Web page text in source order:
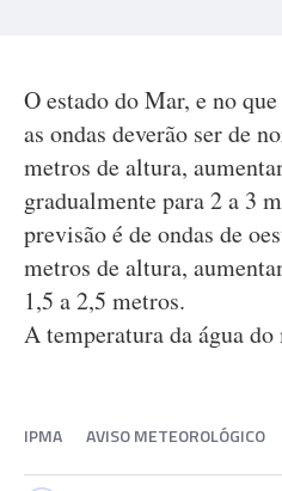
O estado do Mar, e no
as ondas deverão ser de
metros de altura,
gradualmente para 2 a 3
previsão é de ondas de
metros de altura,
1,5 a 2,5 metros.
A temperatura da água do
IPMA AVISO METEOROLÓGICO